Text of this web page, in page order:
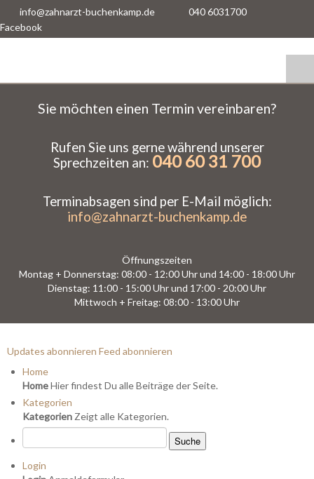
info@zahnarzt-buchenkamp.de
040 6031700
Facebook
Sie möchten einen Termin vereinbaren?
Rufen Sie uns gerne während unserer
Sprechzeiten an: 040 60 31 700
Terminabsagen sind per E-Mail möglich:
info@zahnarzt-buchenkamp.de
Öffnungszeiten
Montag + Donnerstag: 08:00 - 12:00 Uhr und 14:00 - 18:00 Uhr
Dienstag: 11:00 - 15:00 Uhr und 17:00 - 20:00 Uhr
Mittwoch + Freitag: 08:00 - 13:00 Uhr
Updates abonnieren Feed abonnieren
Home
HomeHier findest Du alle Beiträge der Seite.
Kategorien
Kategorien Zeigt alle Kategorien.
Suche
Login